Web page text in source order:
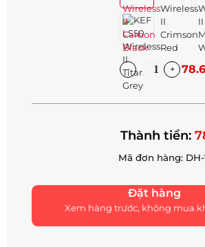
Thành tiền:
Mã đơn hàng: DH-
Đặt hàng
Xem hàng trước, không mua